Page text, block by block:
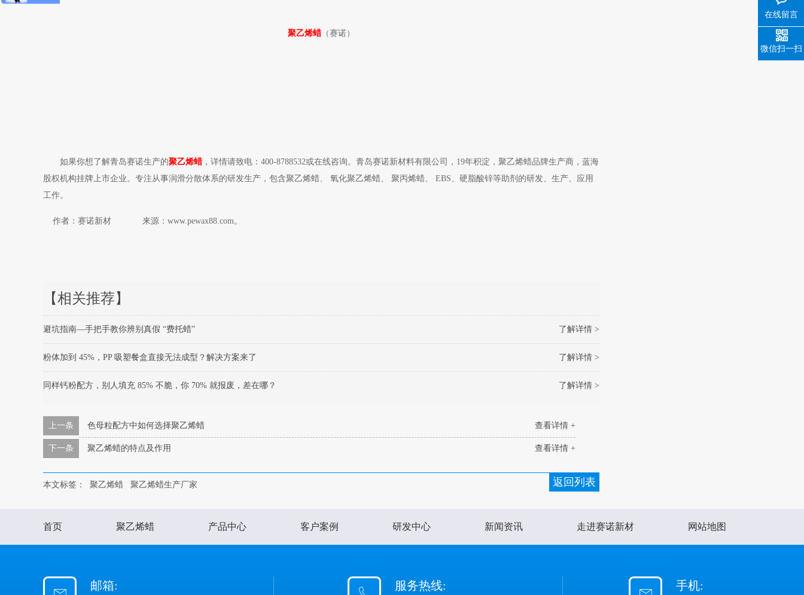
聚乙烯蜡（赛诺）
如果你想了解青岛赛诺生产的聚乙烯蜡，详情请致电：400-8788532或在线咨询。青岛赛诺新材料有限公司，19年积淀，聚乙烯蜡品牌生产商，蓝海
股权机构挂牌上市企业。专注从事润滑分散体系的研发生产，包含聚乙烯蜡、 氧化聚乙烯蜡、 聚丙烯蜡、 EBS、硬脂酸锌等助剂的研发、生产、应用
工作。
作者：赛诺新材 来源：www.pewax88.com。
【相关推荐】
了解详情 >
避坑指南—手把手教你辨别真假 “费托蜡”
了解详情 >
粉体加到 45%，PP 吸塑餐盒直接无法成型？解决方案来了
了解详情 >
同样钙粉配方，别人填充 85% 不脆，你 70% 就报废，差在哪？
查看详情 +
上一条 色母粒配方中如何选择聚乙烯蜡
查看详情 +
下一条 聚乙烯蜡的特点及作用
返回列表
本文标签： 聚乙烯蜡 聚乙烯蜡生产厂家
首页 聚乙烯蜡 产品中心 客户案例 研发中心 新闻资讯 走进赛诺新材 网站地图
邮箱: 服务热线: 手机:
在线留言
微信扫一扫